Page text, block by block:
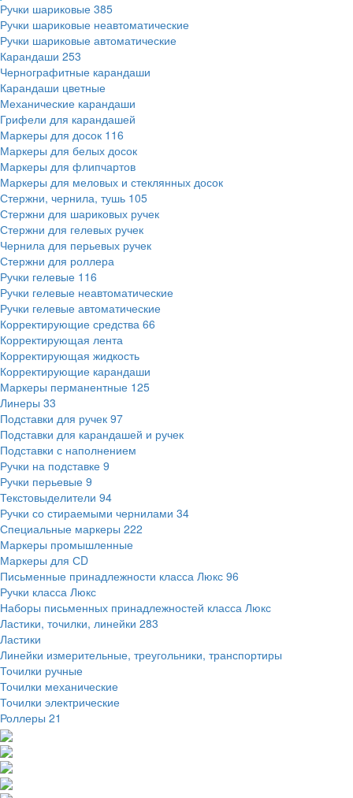
Ручки шариковые 385
Ручки шариковые неавтоматические
Ручки шариковые автоматические
Карандаши 253
Чернографитные карандаши
Карандаши цветные
Механические карандаши
Грифели для карандашей
Маркеры для досок 116
Маркеры для белых досок
Маркеры для флипчартов
Маркеры для меловых и стеклянных досок
Стержни, чернила, тушь 105
Стержни для шариковых ручек
Стержни для гелевых ручек
Чернила для перьевых ручек
Стержни для роллера
Ручки гелевые 116
Ручки гелевые неавтоматические
Ручки гелевые автоматические
Корректирующие средства 66
Корректирующая лента
Корректирующая жидкость
Корректирующие карандаши
Маркеры перманентные 125
Линеры 33
Подставки для ручек 97
Подставки для карандашей и ручек
Подставки с наполнением
Ручки на подставке 9
Ручки перьевые 9
Текстовыделители 94
Ручки со стираемыми чернилами 34
Специальные маркеры 222
Маркеры промышленные
Маркеры для СD
Письменные принадлежности класса Люкс 96
Ручки класса Люкс
Наборы письменных принадлежностей класса Люкс
Ластики, точилки, линейки 283
Ластики
Линейки измерительные, треугольники, транспортиры
Точилки ручные
Точилки механические
Точилки электрические
Роллеры 21